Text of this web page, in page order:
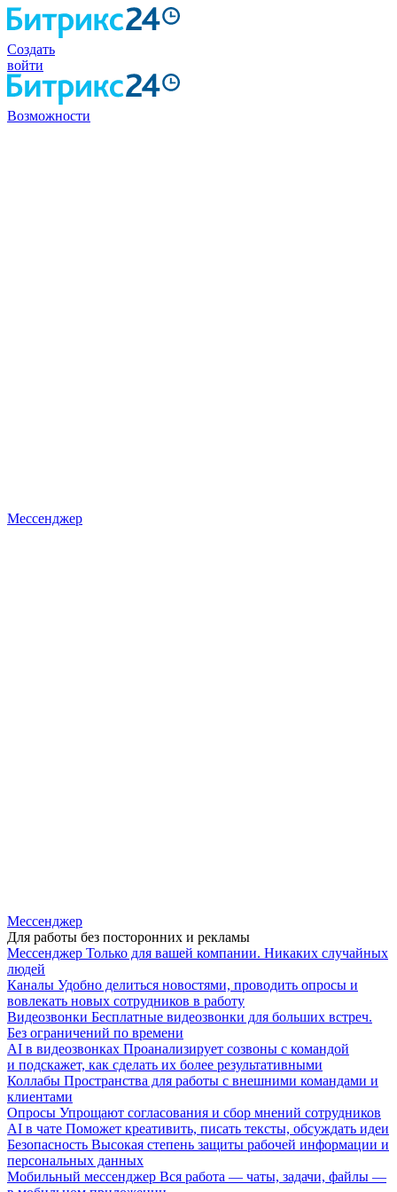
Создать
войти
Возможности
Мессенджер
Мессенджер
Для работы без посторонних и рекламы
Мессенджер Только для вашей компании. Никаких случайных
людей
Каналы Удобно делиться новостями, проводить опросы и
вовлекать новых сотрудников в работу
Видеозвонки Бесплатные видеозвонки для больших встреч.
Без ограничений по времени
AI в видеозвонках Проанализирует созвоны с командой
и подскажет, как сделать их более результативными
Коллабы Пространства для работы с внешними командами и
клиентами
Опросы Упрощают согласования и сбор мнений сотрудников
AI в чате Поможет креативить, писать тексты, обсуждать идеи
Безопасность Высокая степень защиты рабочей информации и
персональных данных
Мобильный мессенджер Вся работа — чаты, задачи, файлы —